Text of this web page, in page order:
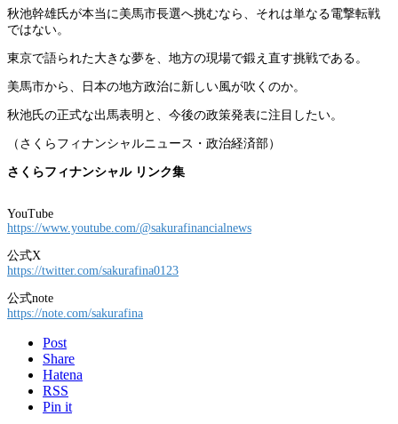
秋池幹雄氏が本当に美馬市長選へ挑むなら、それは単なる電撃転戦
ではない。
東京で語られた大きな夢を、地方の現場で鍛え直す挑戦である。
美馬市から、日本の地方政治に新しい風が吹くのか。
秋池氏の正式な出馬表明と、今後の政策発表に注目したい。
（さくらフィナンシャルニュース・政治経済部）
さくらフィナンシャル リンク集
YouTube
https://www.youtube.com/@sakurafinancialnews
公式X
https://twitter.com/sakurafina0123
公式note
https://note.com/sakurafina
Post
Share
Hatena
RSS
Pin it